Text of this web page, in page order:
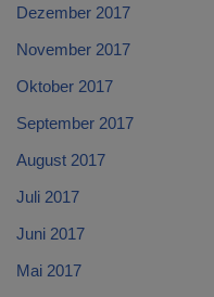
Dezember 2017
November 2017
Oktober 2017
September 2017
August 2017
Juli 2017
Juni 2017
Mai 2017